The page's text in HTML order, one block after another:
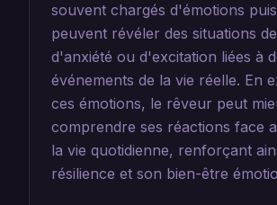
souvent chargés d'émotions
peuvent révéler des situations
d'anxiété ou d'excitation liées à
événements de la vie réelle. En
ces émotions, le rêveur peut
comprendre ses réactions face
la vie quotidienne, renforçant
résilience et son bien-être